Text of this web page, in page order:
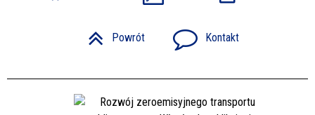
Powrót Kontakt